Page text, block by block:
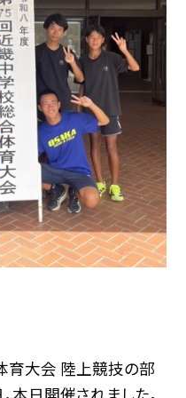
大会 陸上競技の部